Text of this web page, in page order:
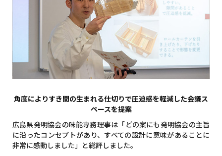
角度によりすき間の生まれる仕切りで圧迫感を軽減した会議ス
ペースを提案
広島県発明協会の味能専務理事は「どの案にも発明協会の主旨
に沿ったコンセプトがあり、すべての設計に意味があることに
非常に感動しました」と総評しました。